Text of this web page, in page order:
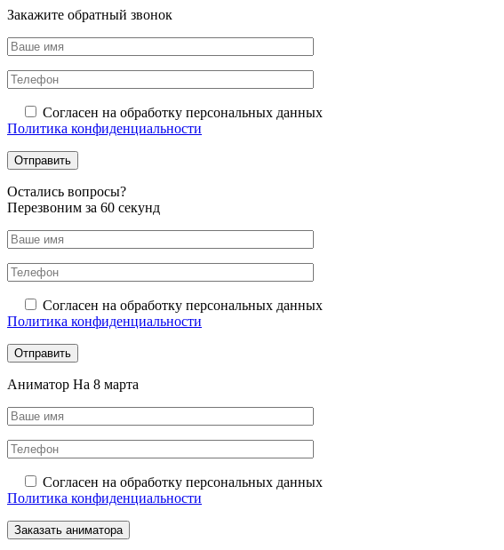
Закажите обратный звонок
Согласен на обработку персональных данных
Политика конфиденциальности
Оcтались вопросы?
Перезвоним за 60 секунд
Согласен на обработку персональных данных
Политика конфиденциальности
Аниматор На 8 марта
Согласен на обработку персональных данных
Политика конфиденциальности